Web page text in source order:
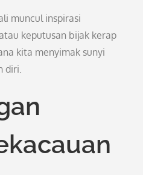
muncul inspirasi
keputusan bijak kerap
kita menyimak sunyi
diri.